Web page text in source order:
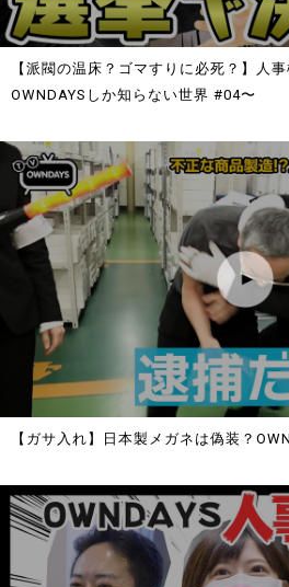
【派閥の温床？ゴマすりに必死？】人
OWNDAYSしか知らない世界 #04〜
【ガサ入れ】日本製メガネは偽装？